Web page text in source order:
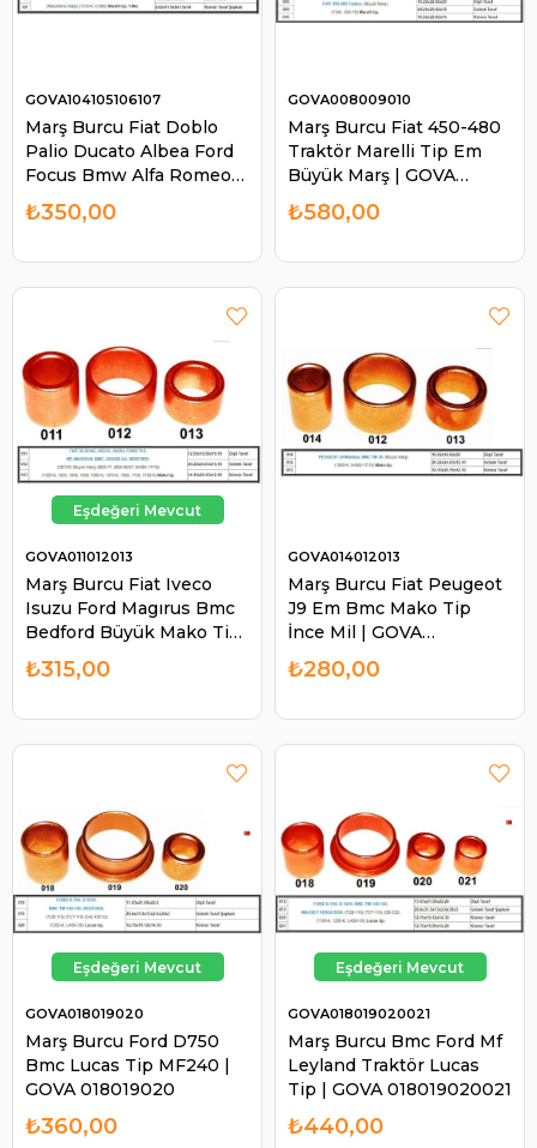
Marş Burcu Fiat Doblo
Palio Ducato Albea Ford
Focus Bmw Alfa Romeo
Marelli Tip | GOVA
104105106107
GOVA104105106107
₺350,00
Marş Burcu Fiat 450-480
Traktör Marelli Tip Em
Büyük Marş | GOVA
008009010
GOVA008009010
₺580,00
Marş Burcu Fiat Iveco
Isuzu Ford Magırus Bmc
Bedford Büyük Mako Tip
| GOVA 011012013
GOVA011012013
₺315,00
Marş Burcu Fiat Peugeot
J9 Em Bmc Mako Tip
İnce Mil | GOVA
014012013
GOVA014012013
₺280,00
Marş Burcu Ford D750
Bmc Lucas Tip MF240 |
GOVA 018019020
GOVA018019020
₺360,00
Marş Burcu Bmc Ford Mf
Leyland Traktör Lucas
Tip | GOVA 018019020021
GOVA018019020021
₺440,00